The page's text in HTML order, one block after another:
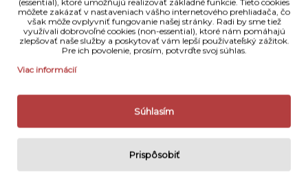
orezané snímky zhotovené s vysokými hodnotami
citlivosti ISO si zachovávajú kvalitu.
(essential), ktoré umožňujú realizovať základné funkcie. Tieto cookies
môžete zakázať v nastaveniach vášho internetového prehliadača, čo
však môže ovplyvniť fungovanie našej stránky. Radi by sme tiež
využívali dobrovoľné cookies (non-essential), ktoré nám pomáhajú
zlepšovať naše služby a poskytovať vám lepší používateľský zážitok.
Pre ich povolenie, prosím, potvrďte svoj súhlas.
Viac informácií
Súhlasím
Prispôsobiť